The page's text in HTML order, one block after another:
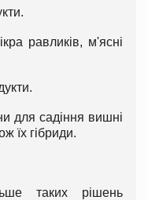
равликів, м'ясні
для садіння вишні
їх гібриди.
таких рішень